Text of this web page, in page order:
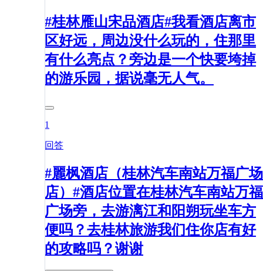
#桂林雁山宋品酒店#我看酒店离市
区好远，周边没什么玩的，住那里
有什么亮点？旁边是一个快要垮掉
的游乐园，据说毫无人气。
1
回答
#麗枫酒店（桂林汽车南站万福广场
店）#酒店位置在桂林汽车南站万福
广场旁，去游漓江和阳朔玩坐车方
便吗？去桂林旅游我们住你店有好
的攻略吗？谢谢